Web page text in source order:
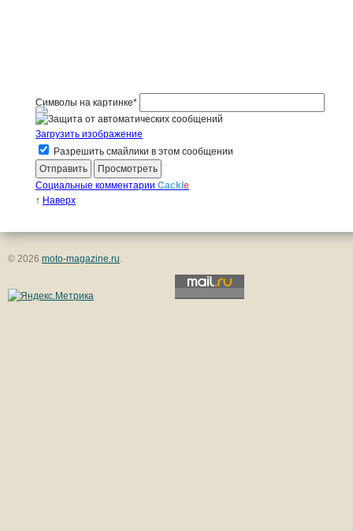
Символы на картинке*
Загрузить изображение
Разрешить смайлики в этом сообщении
Социальные комментарии Cackl e
↑ Наверх
© 2026 moto-magazine.ru.